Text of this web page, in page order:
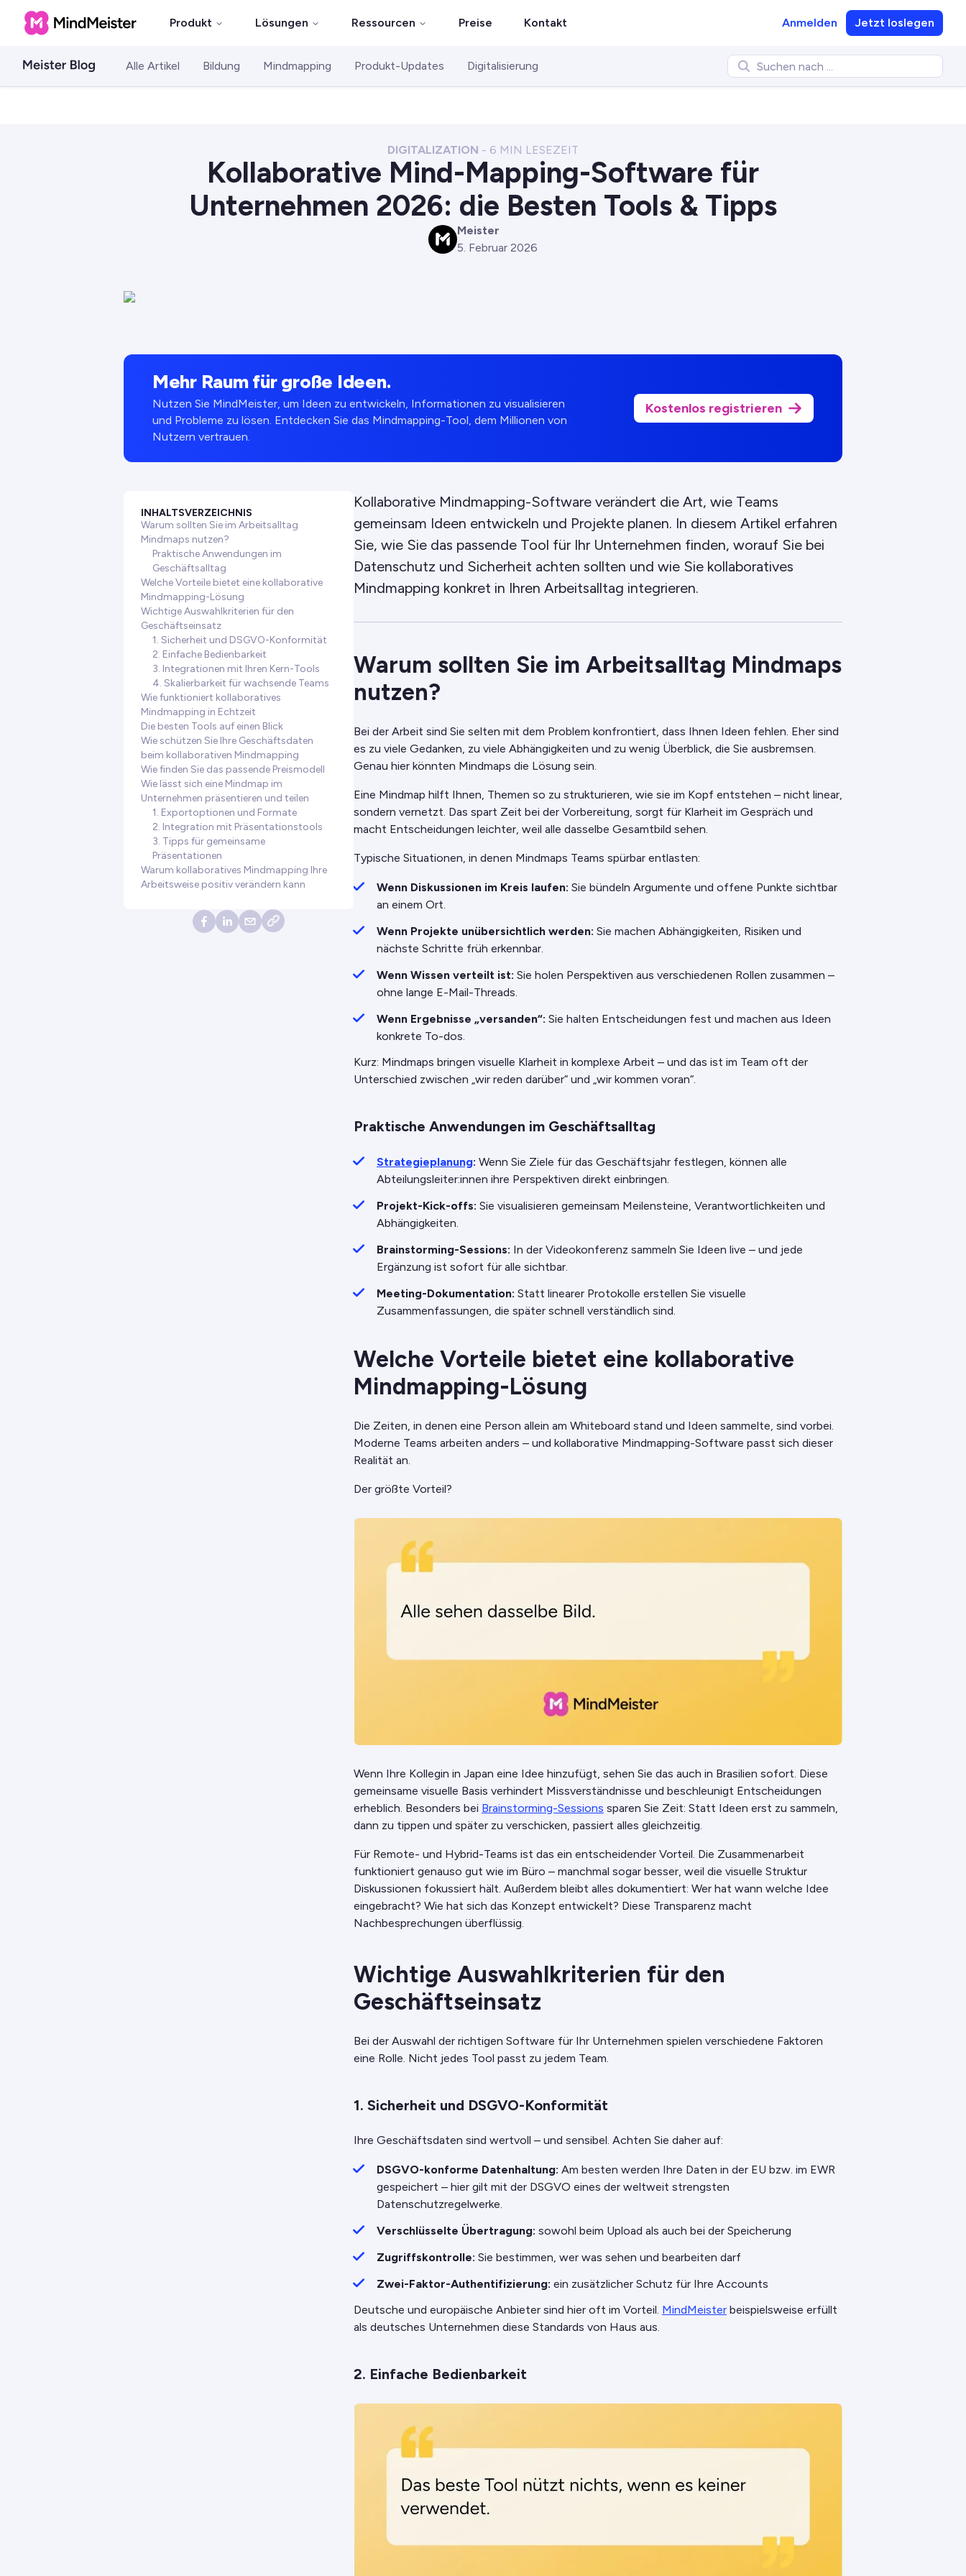
Produkt Lösungen Ressourcen Preise Kontakt Anmelden Jetzt loslegen
Alle Artikel Bildung Mindmapping Produkt-Updates Digitalisierung
DIGITALIZATION - 6 MIN LESEZEIT
Kollaborative Mind-Mapping-Software für
Unternehmen 2026: die Besten Tools & Tipps
M
Meister
5. Februar 2026
Mehr Raum für große Ideen.
Nutzen Sie MindMeister, um Ideen zu entwickeln, Informationen zu visualisieren
und Probleme zu lösen. Entdecken Sie das Mindmapping-Tool, dem Millionen von
Nutzern vertrauen.
Kostenlos registrieren
INHALTSVERZEICHNIS
Warum sollten Sie im Arbeitsalltag
Mindmaps nutzen?
Praktische Anwendungen im
Geschäftsalltag
Welche Vorteile bietet eine kollaborative
Mindmapping-Lösung
Wichtige Auswahlkriterien für den
Geschäftseinsatz
1. Sicherheit und DSGVO-Konformität
2. Einfache Bedienbarkeit
3. Integrationen mit Ihren Kern-Tools
4. Skalierbarkeit für wachsende Teams
Wie funktioniert kollaboratives
Mindmapping in Echtzeit
Die besten Tools auf einen Blick
Wie schützen Sie Ihre Geschäftsdaten
beim kollaborativen Mindmapping
Wie finden Sie das passende Preismodell
Wie lässt sich eine Mindmap im
Unternehmen präsentieren und teilen
1. Exportoptionen und Formate
2. Integration mit Präsentationstools
3. Tipps für gemeinsame
Präsentationen
Warum kollaboratives Mindmapping Ihre
Arbeitsweise positiv verändern kann
Kollaborative Mindmapping-Software verändert die Art, wie Teams
gemeinsam Ideen entwickeln und Projekte planen. In diesem Artikel erfahren
Sie, wie Sie das passende Tool für Ihr Unternehmen finden, worauf Sie bei
Datenschutz und Sicherheit achten sollten und wie Sie kollaboratives
Mindmapping konkret in Ihren Arbeitsalltag integrieren.
Warum sollten Sie im Arbeitsalltag Mindmaps
nutzen?
Bei der Arbeit sind Sie selten mit dem Problem konfrontiert, dass Ihnen Ideen fehlen. Eher sind
es zu viele Gedanken, zu viele Abhängigkeiten und zu wenig Überblick, die Sie ausbremsen.
Genau hier könnten Mindmaps die Lösung sein.
Eine Mindmap hilft Ihnen, Themen so zu strukturieren, wie sie im Kopf entstehen – nicht linear,
sondern vernetzt. Das spart Zeit bei der Vorbereitung, sorgt für Klarheit im Gespräch und
macht Entscheidungen leichter, weil alle dasselbe Gesamtbild sehen.
Typische Situationen, in denen Mindmaps Teams spürbar entlasten:
Wenn Diskussionen im Kreis laufen: Sie bündeln Argumente und offene Punkte sichtbar
an einem Ort.
Wenn Projekte unübersichtlich werden: Sie machen Abhängigkeiten, Risiken und
nächste Schritte früh erkennbar.
Wenn Wissen verteilt ist: Sie holen Perspektiven aus verschiedenen Rollen zusammen –
ohne lange E-Mail-Threads.
Wenn Ergebnisse „versanden“: Sie halten Entscheidungen fest und machen aus Ideen
konkrete To-dos.
Kurz: Mindmaps bringen visuelle Klarheit in komplexe Arbeit – und das ist im Team oft der
Unterschied zwischen „wir reden darüber“ und „wir kommen voran“.
Praktische Anwendungen im Geschäftsalltag
Strategieplanung: Wenn Sie Ziele für das Geschäftsjahr festlegen, können alle
Abteilungsleiter:innen ihre Perspektiven direkt einbringen.
Projekt-Kick-offs: Sie visualisieren gemeinsam Meilensteine, Verantwortlichkeiten und
Abhängigkeiten.
Brainstorming-Sessions: In der Videokonferenz sammeln Sie Ideen live – und jede
Ergänzung ist sofort für alle sichtbar.
Meeting-Dokumentation: Statt linearer Protokolle erstellen Sie visuelle
Zusammenfassungen, die später schnell verständlich sind.
Welche Vorteile bietet eine kollaborative
Mindmapping-Lösung
Die Zeiten, in denen eine Person allein am Whiteboard stand und Ideen sammelte, sind vorbei.
Moderne Teams arbeiten anders – und kollaborative Mindmapping-Software passt sich dieser
Realität an.
Der größte Vorteil?
Wenn Ihre Kollegin in Japan eine Idee hinzufügt, sehen Sie das auch in Brasilien sofort. Diese
gemeinsame visuelle Basis verhindert Missverständnisse und beschleunigt Entscheidungen
erheblich. Besonders bei Brainstorming-Sessions sparen Sie Zeit: Statt Ideen erst zu sammeln,
dann zu tippen und später zu verschicken, passiert alles gleichzeitig.
Für Remote- und Hybrid-Teams ist das ein entscheidender Vorteil. Die Zusammenarbeit
funktioniert genauso gut wie im Büro – manchmal sogar besser, weil die visuelle Struktur
Diskussionen fokussiert hält. Außerdem bleibt alles dokumentiert: Wer hat wann welche Idee
eingebracht? Wie hat sich das Konzept entwickelt? Diese Transparenz macht
Nachbesprechungen überflüssig.
Wichtige Auswahlkriterien für den
Geschäftseinsatz
Bei der Auswahl der richtigen Software für Ihr Unternehmen spielen verschiedene Faktoren
eine Rolle. Nicht jedes Tool passt zu jedem Team.
1. Sicherheit und DSGVO-Konformität
Ihre Geschäftsdaten sind wertvoll – und sensibel. Achten Sie daher auf:
DSGVO-konforme Datenhaltung: Am besten werden Ihre Daten in der EU bzw. im EWR
gespeichert – hier gilt mit der DSGVO eines der weltweit strengsten
Datenschutzregelwerke.
Verschlüsselte Übertragung: sowohl beim Upload als auch bei der Speicherung
Zugriffskontrolle: Sie bestimmen, wer was sehen und bearbeiten darf
Zwei-Faktor-Authentifizierung: ein zusätzlicher Schutz für Ihre Accounts
Deutsche und europäische Anbieter sind hier oft im Vorteil. MindMeister beispielsweise erfüllt
als deutsches Unternehmen diese Standards von Haus aus.
2. Einfache Bedienbarkeit